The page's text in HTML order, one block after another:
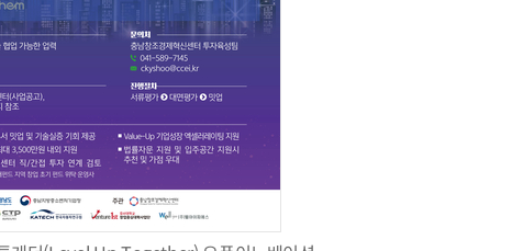
AI Native Enterprise를 지원하는 AI Ready Data 플랫폼 활용 전략